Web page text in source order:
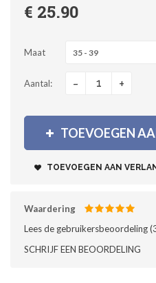
€ 25.90
Maat 35 - 39
Aantal: - +
TOEVOEGEN
TOEVOEGEN AAN
Waardering
Lees de gebruikersbeoordeling (
SCHRIJF EEN BEOORDELING